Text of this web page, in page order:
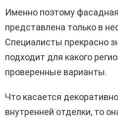
Именно поэтому
представлена только в
Специалисты прекрасно
подходит для какого
проверенные варианты.
Что касается
внутренней отделки, то